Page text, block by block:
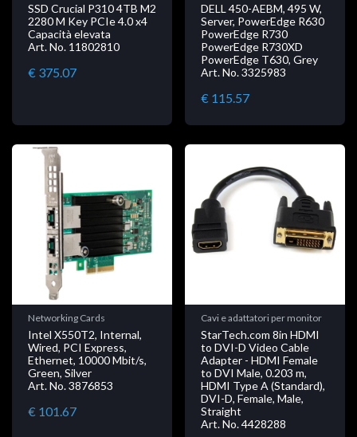
SSD Crucial P310 4TB M2
2280 M Key PCIe 4.0 x4
Capacità elevata
Art. No. 11802810
€ 375.07
DELL 450-AEBM, 495 W,
Server, PowerEdge R630
PowerEdge R730
PowerEdge R730XD
PowerEdge T630, Grey
Art. No. 3325983
€ 115.57
Networking Cards
Intel X550T2, Internal,
Wired, PCI Express,
Ethernet, 10000 Mbit/s,
Green, Silver
Art. No. 3876853
€ 101.67
Cavi e adattatori per monitor
StarTech.com 8in HDMI
to DVI-D Video Cable
Adapter - HDMI Female
to DVI Male, 0.203 m,
HDMI Type A (Standard),
DVI-D, Female, Male,
Straight
Art. No. 4428288